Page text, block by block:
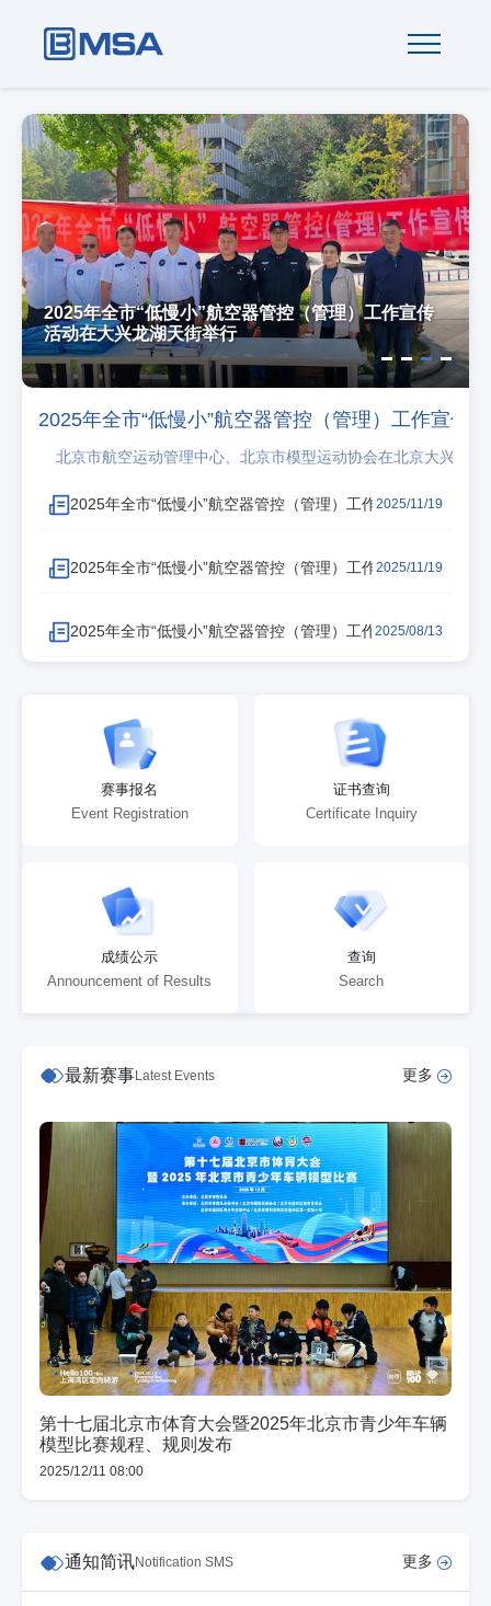
2025年全市“低慢小”航空器管控（管理）工作宣传
活动在大兴龙湖天街举行
2025年全市“低慢小”航空器管控（管理）工作宣传
北京市航空运动管理中心、北京市模型运动协会在北京大兴龙湖
2025年全市“低慢小”航空器管控（管理）工作宣传活动在大兴
2025/11/19
2025年全市“低慢小”航空器管控（管理）工作宣传活动在北京
2025/11/19
2025年全市“低慢小”航空器管控（管理）工作宣传活动在金源
2025/08/13
北京市“低慢小”航空器专项管控安全培训在昌平区体育馆举行
2024/12/26
查看更多动态
赛事报名
Event Registration
证书查询
Certificate Inquiry
成绩公示
Announcement of Results
查询
Search
最新赛事Latest Events 更多
第十七届北京市体育大会暨2025年北京市青少年车辆
模型比赛规程、规则发布
2025/12/11 08:00
通知简讯Notification SMS 更多